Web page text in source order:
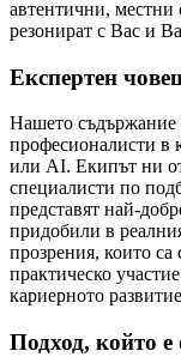
автентични, местни
резонират с Вас и
Експертен
Нашето съдържание
професионалисти в
или AI. Екипът ни
специалисти по
представят най-
придобили в
прозрения, които
практическо
кариерното
Подход, който